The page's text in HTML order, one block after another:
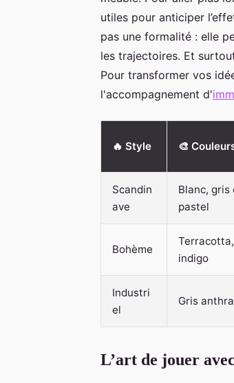
utiles pour anticiper
pas une formalité : elle
les trajectoires. Et
Pour transformer vos
l'accompagnement d'
🔥 Style 🎨
Scandin
ave
Blanc, gris
pastel
Bohème
indigo
Industri
el
Gris
L’art de jouer